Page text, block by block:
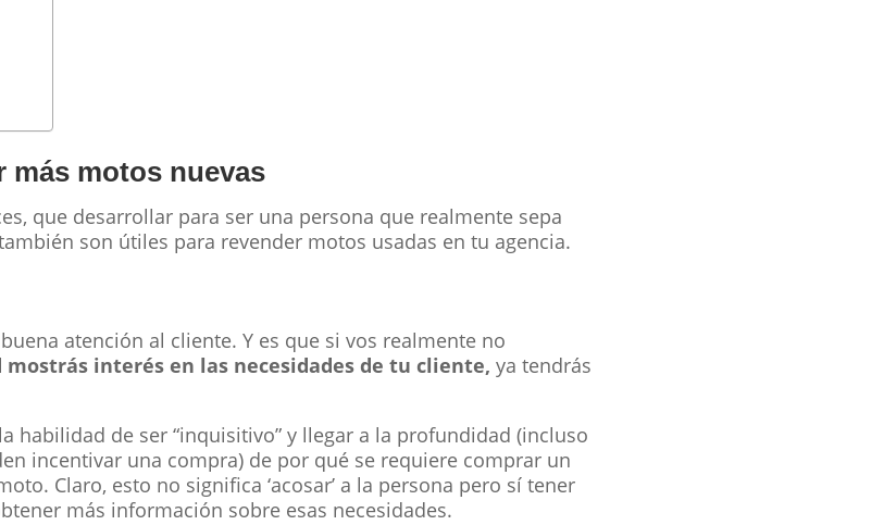
más motos nuevas
que desarrollar para ser una persona que realmente sepa
son útiles para revender motos usadas en tu agencia.
atención al cliente. Y es que si vos realmente no
mostrás interés en las necesidades de tu cliente, ya tendrás
habilidad de ser “inquisitivo” y llegar a la profundidad (incluso
incentivar una compra) de por qué se requiere comprar un
Claro, esto no significa ‘acosar’ a la persona pero sí tener
más información sobre esas necesidades.